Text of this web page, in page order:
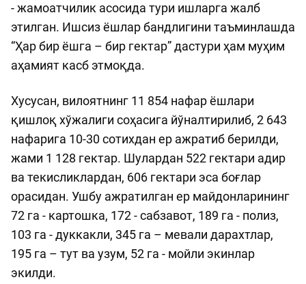
- жамоатчилик асосида тури ишларга жалб
этилган. Ишсиз ёшлар бандлигини таъминлашда
“Ҳар бир ёшга – бир гектар” дастури ҳам муҳим
аҳамият касб этмоқда.
Хусусан, вилоятнинг 11 854 нафар ёшлари
қишлоқ хўжалиги соҳасига йўналтирилиб, 2 643
нафарига 10-30 сотихдан ер ажратиб берилди,
жами 1 128 гектар. Шулардан 522 гектари адир
ва текисликлардан, 606 гектари эса боғлар
орасидан. Ушбу ажратилган ер майдонларининг
72 га - картошка, 172 - сабзавот, 189 га - полиз,
103 га - дуккакли, 345 га – мевали дарахтлар,
195 га – тут ва узум, 52 га - мойли экинлар
экилди.